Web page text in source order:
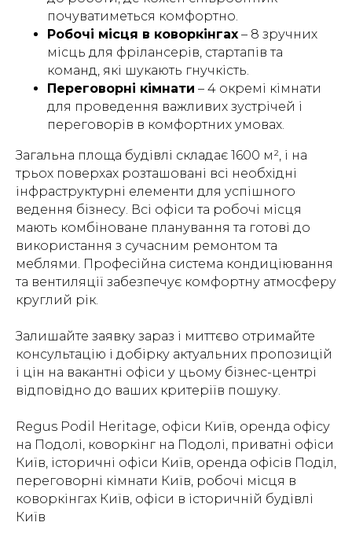
почуватиметься комфортно.
Робочі місця в коворкінгах – 8 зручних
місць для фрілансерів, стартапів та
команд, які шукають гнучкість.
Переговорні кімнати – 4 окремі кімнати
для проведення важливих зустрічей і
переговорів в комфортних умовах.
Загальна площа будівлі складає 1600 м², і на
трьох поверхах розташовані всі необхідні
інфраструктурні елементи для успішного
ведення бізнесу. Всі офіси та робочі місця
мають комбіноване планування та готові до
використання з сучасним ремонтом та
меблями. Професійна система кондиціювання
та вентиляції забезпечує комфортну атмосферу
круглий рік.
Залишайте заявку зараз і миттєво отримайте
консультацію і добірку актуальних пропозицій
і цін на вакантні офіси у цьому бізнес-центрі
відповідно до ваших критеріїв пошуку.
Regus Podil Heritage, офіси Київ, оренда офісу
на Подолі, коворкінг на Подолі, приватні офіси
Київ, історичні офіси Київ, оренда офісів Поділ,
переговорні кімнати Київ, робочі місця в
коворкінгах Київ, офіси в історичній будівлі
Київ